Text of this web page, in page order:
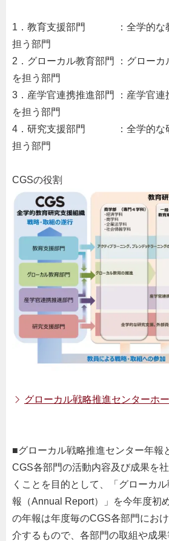
1．教育支援部門 ：全学的な教
担う部門
2．グローカル教育部門 ：グローカ
を担う部門
3．産学官連携推進部門 ：産学官
を担う部門
4．研究支援部門 ：全学的な研
担う部門
CGSの役割
グローカル戦略推進センターホ
■グローカル戦略推進センター年報
CGS各部門の活動内容及び成果を
くことを目的として、「グローカ
報（Annual Report）」を今年度初
の年報は年度毎のCGS各部門にお
介するもので、各部門の取組や成